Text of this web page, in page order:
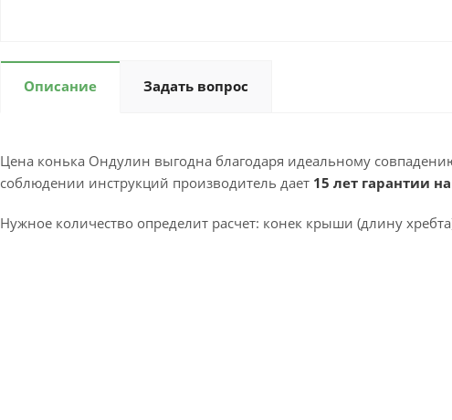
Описание Задать вопрос
Цена конька Ондулин выгодна благодаря идеальному
соблюдении инструкций производитель дает 15 лет гарантии
Нужное количество определит расчет: конек крыши (длину